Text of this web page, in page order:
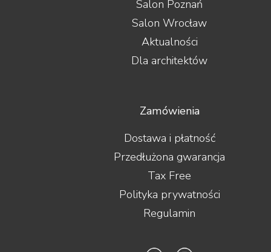
Salon Poznań
Salon Wrocław
Aktualności
Dla architektów
Zamówienia
Dostawa i płatność
Przedłużona gwarancja
Tax Free
Polityka prywatności
Regulamin